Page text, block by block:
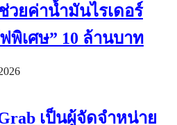
วยค่าน้ำมันไรเดอร์
พิเศษ” 10 ล้านบาท
เป็นผู้จัดจำหน่าย